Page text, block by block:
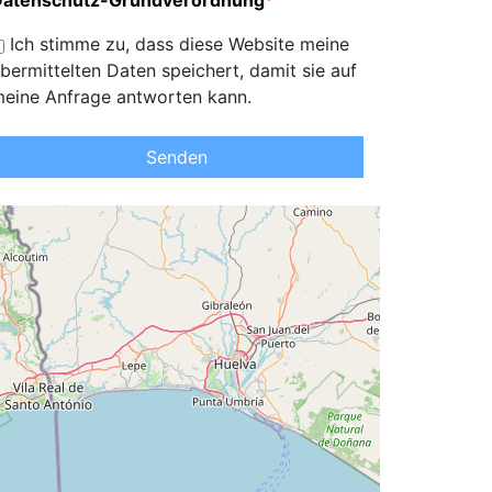
Ich stimme zu, dass diese Website meine
Daten speichert, damit sie auf
Anfrage antworten kann.
Senden